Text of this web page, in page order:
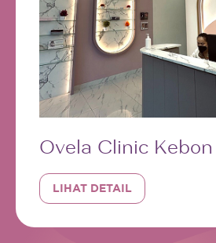
Ovela Clinic
LIHAT DETAIL